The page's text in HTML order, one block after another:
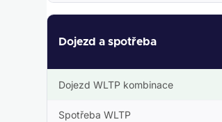
Dojezd a spotřeba
Dojezd WLTP kombinace
Spotřeba WLTP